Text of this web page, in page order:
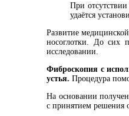
При
удаётся
Развитие
носоглотки. До сих
исследовании.
Фиброскопия с
устья. Процедура
На основании
с принятием решения